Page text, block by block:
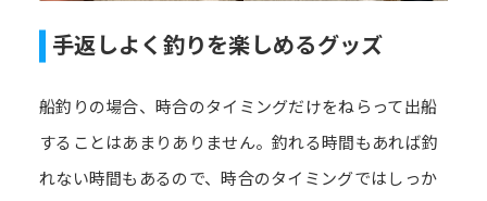
手返しよく釣りを楽しめるグッズ
船釣りの場合、時合のタイミングだけをねらって出船
することはあまりありません。釣れる時間もあれば釣
れない時間もあるので、時合のタイミングではしっか